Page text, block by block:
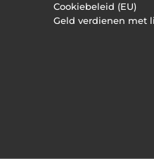
Cookiebeleid (EU)
Geld verdienen met